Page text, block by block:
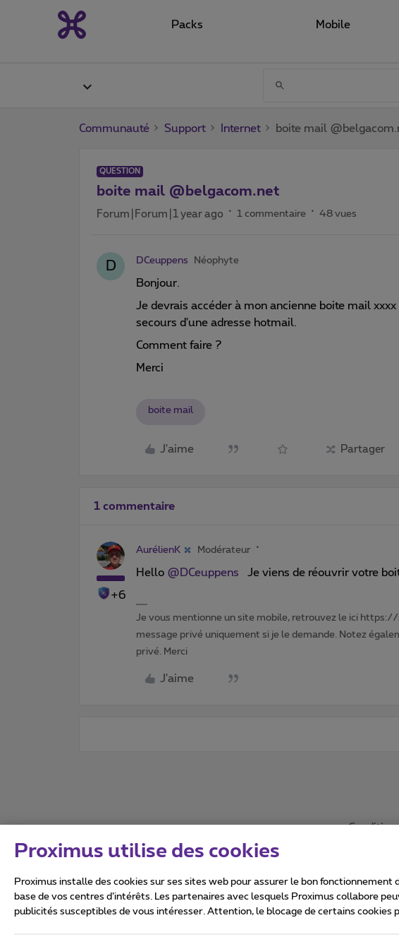
Packs Mobile
Communauté Support Internet boite mail
QUESTION
boite mail @belgacom.net
Forum|Forum|1 year ago 1 commentaire 48 vues
D DCeuppens Néophyte
Bonjour.
Je devrais accéder à mon ancienne boite mail
secours d'une adresse hotmail.
Comment faire ?
Merci
boite mail
J'aime Partager
1 commentaire
+6
AurélienK Modérateur
Hello ​ @DCeuppens Je viens de réouvrir votre
Je vous mentionne un site mobile, retrouvez le ici
message privé uniquement si je le demande. Notez
privé. Merci
J'aime
Tous droits réservés. ©2026Proximus
Proximus utilise des cookies
Proximus installe des cookies sur ses sites web pour assurer le bon
base de vos centres d’intérêts. Les partenaires avec lesquels Proximus collabore
publicités susceptibles de vous intéresser. Attention, le blocage de certains